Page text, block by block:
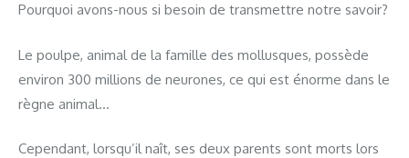
Pourquoi avons-nous si besoin de transmettre notre savoir?
Le poulpe, animal de la famille des mollusques, possède
environ 300 millions de neurones, ce qui est énorme dans le
règne animal…
Cependant, lorsqu’il naît, ses deux parents sont morts lors